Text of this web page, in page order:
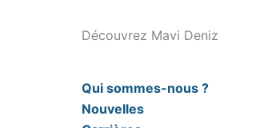
Découvrez Mavi Deniz
Qui sommes-nous ?
Nouvelles